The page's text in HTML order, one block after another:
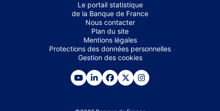
Le portail statistique
de la Banque de France
Nous contacter
Plan du site
Mentions légales
Protections des données personnelles
Gestion des cookies